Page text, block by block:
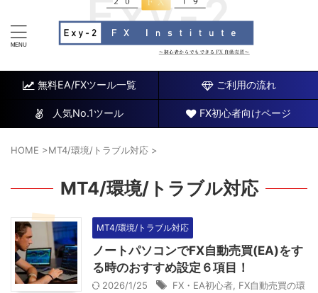
無料EA/FXツール一覧 ご利用の流れ
人気No.1ツール FX初心者向けページ
HOME >MT4/環境/トラブル対応 >
MT4/環境/トラブル対応
MT4/環境/トラブル対応
ノートパソコンでFX自動売買(EA)をす
る時のおすすめ設定６項目！
2026/1/25 FX・EA初心者 FX自動売買の環